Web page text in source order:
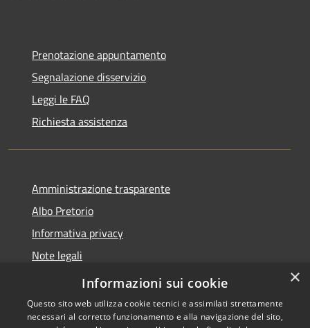
Prenotazione appuntamento
Segnalazione disservizio
Leggi le FAQ
Richiesta assistenza
Amministrazione trasparente
Albo Pretorio
Informativa privacy
Note legali
Dichiarazione di accessibilità
×
Informazioni sui cookie
Questo sito web utilizza cookie tecnici e assimilati strettamente
necessari al corretto funzionamento e alla navigazione del sito,